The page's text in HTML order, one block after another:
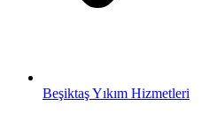
Beşiktaş Yıkım Hizmetleri